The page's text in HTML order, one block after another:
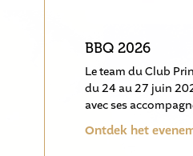
BBQ 2026
Le team du Club
du 24 au 27 juin
avec ses
Ontdek het